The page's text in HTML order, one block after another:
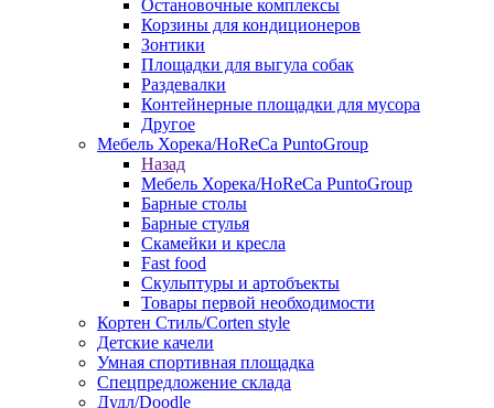
Остановочные комплексы
Корзины для кондиционеров
Зонтики
Площадки для выгула собак
Раздевалки
Контейнерные площадки для мусора
Другое
Мебель Хорека/HoReCa PuntoGroup
Назад
Мебель Хорека/HoReCa PuntoGroup
Барные столы
Барные стулья
Скамейки и кресла
Fast food
Скульптуры и артобъекты
Товары первой необходимости
Кортен Стиль/Corten style
Детские качели
Умная спортивная площадка
Спецпредложение склада
Дудл/Doodle